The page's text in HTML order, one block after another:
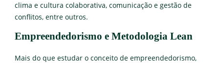
clima e cultura colaborativa, comunicação e gestão de
conflitos, entre outros.
Empreendedorismo e Metodologia Lean
Mais do que estudar o conceito de empreendedorismo,